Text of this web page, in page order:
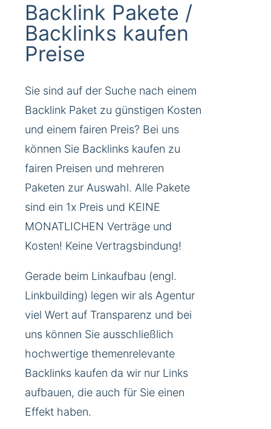
Backlink Pakete /
Backlinks kaufen
Preise
Sie sind auf der Suche nach einem
Backlink Paket zu günstigen Kosten
und einem fairen Preis? Bei uns
können Sie Backlinks kaufen zu
fairen Preisen und mehreren
Paketen zur Auswahl. Alle Pakete
sind ein 1x Preis und KEINE
MONATLICHEN Verträge und
Kosten! Keine Vertragsbindung!
Gerade beim Linkaufbau (engl.
Linkbuilding) legen wir als Agentur
viel Wert auf Transparenz und bei
uns können Sie ausschließlich
hochwertige themenrelevante
Backlinks kaufen da wir nur Links
aufbauen, die auch für Sie einen
Effekt haben.